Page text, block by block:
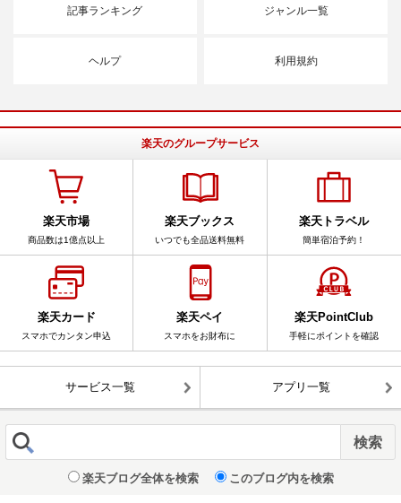
記事ランキング ジャンル一覧
ヘルプ 利用規約
楽天のグループサービス
楽天市場
商品数は1億点以上
楽天ブックス
いつでも全品送料無料
楽天トラベル
簡単宿泊予約！
楽天カード
スマホでカンタン申込
楽天ペイ
スマホをお財布に
楽天PointClub
手軽にポイントを確認
サービス一覧 アプリ一覧
楽天ブログ全体を検索 このブログ内を検索